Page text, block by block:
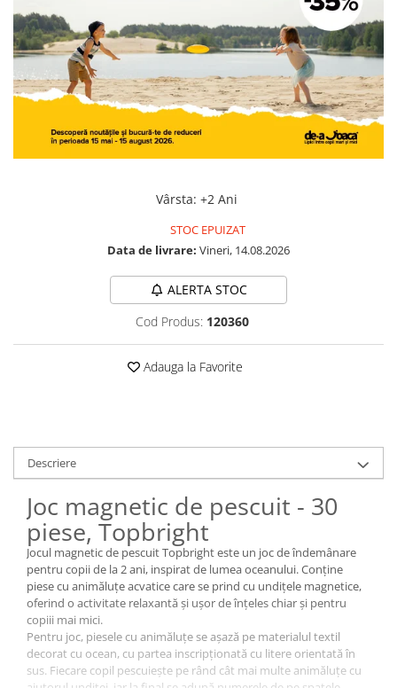
Jocuri STEAM
Jucarii interactive
Jucarii muzicale
Jucării ȋndemânare
Roboti de jucarie
Vârsta: +2 Ani
STOC EPUIZAT
Data de livrare: Vineri, 14.08.2026
ALERTA STOC
Cod Produs: 120360
Adauga la Favorite
Descriere
Joc magnetic de pescuit - 30
piese, Topbright
Jocul magnetic de pescuit Topbright este un joc de îndemânare
pentru copii de la 2 ani, inspirat de lumea oceanului. Conține
piese cu animăluțe acvatice care se prind cu undițele magnetice,
oferind o activitate relaxantă și ușor de înțeles chiar și pentru
copiii mai mici.
Pentru joc, piesele cu animăluțe se așază pe materialul textil
decorat cu ocean, cu partea inscripționată cu litere orientată în
sus. Fiecare copil pescuiește pe rând cât mai multe animăluțe cu